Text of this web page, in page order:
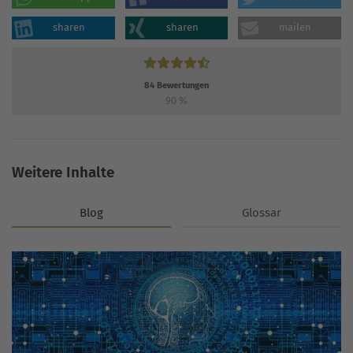
sharen sharen mailen
84 Bewertungen
90 %
Weitere Inhalte
Blog Glossar